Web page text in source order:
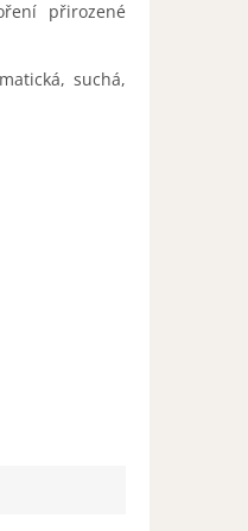
přirozené
suchá,